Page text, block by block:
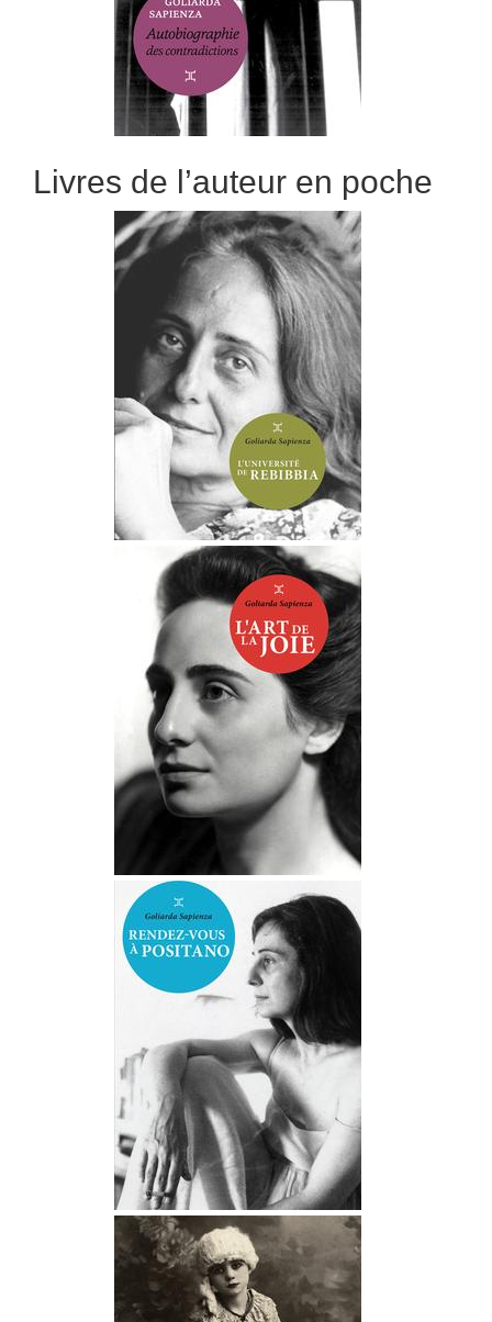
Livres de l’auteur en poche